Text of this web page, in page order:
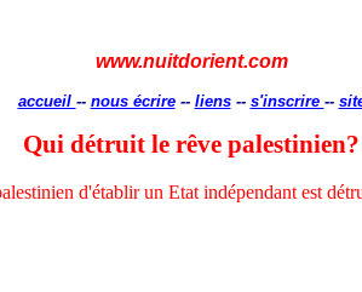
www.nuitdorient.com
accueil -- nous écrire-- liens-- s'inscrire --
Qui détruit le rêve palestinien?
d'établir un Etat indépendant est